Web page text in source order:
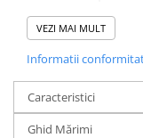
Respirabile și
absorb
Material:85%
Lungime:7 cm
Instrucțiuni de
Nu se calcă și nu se
VEZI MAI MULT
Informatii
Caracteristici
Ghid Mărimi